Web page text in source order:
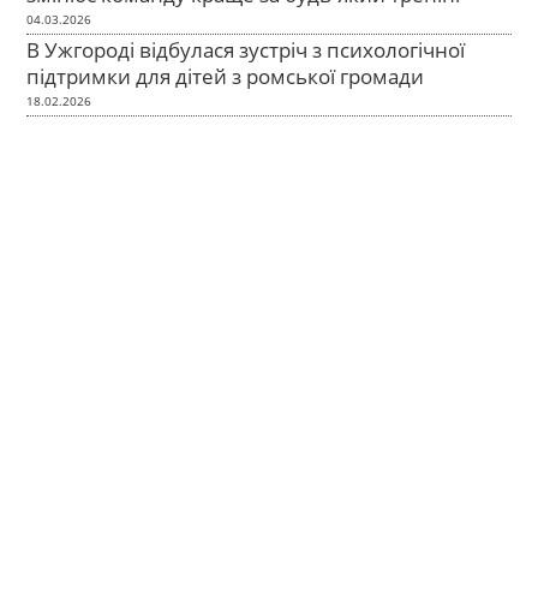
04.03.2026
В Ужгороді відбулася зустріч з психологічної
підтримки для дітей з ромської громади
18.02.2026